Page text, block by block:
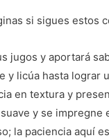
si sigues estos
jugos y aportará
y licúa hasta lograr
en textura y
y se impregne
la paciencia aquí